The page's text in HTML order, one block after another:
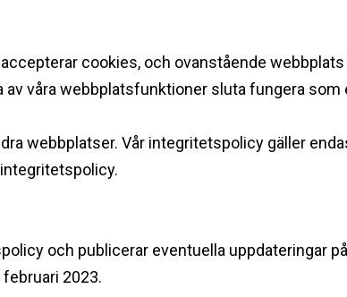
cookies, och ovanstående
våra webbplatsfunktioner sluta fungera som
webbplatser. Vår integritetspolicy gäller
och publicerar eventuella uppdateringar
2023.